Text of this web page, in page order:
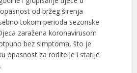
od bržeg širenja
tokom perioda sezonske
zaražena koronavirusom
bez simptoma, što je
opasnost za roditelje i starije